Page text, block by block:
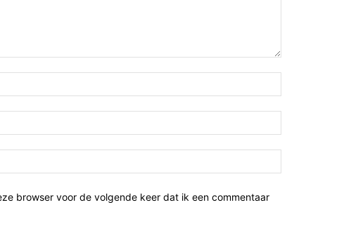
browser voor de volgende keer dat ik een commentaar